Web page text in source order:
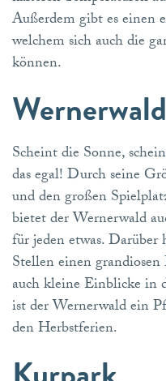
Außerdem gibt es einen
welchem sich auch die
können.
Wernerwald
Scheint die Sonne,
das egal! Durch seine
und den großen
bietet der Wernerwald
für jeden etwas.
Stellen einen
auch kleine Einblicke in
ist der Wernerwald ein
den Herbstferien.